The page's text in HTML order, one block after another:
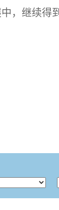
，继续得